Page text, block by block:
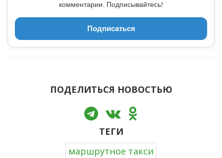
комментарии. Подписывайтесь!
Подписаться
ПОДЕЛИТЬСЯ НОВОСТЬЮ
ТЕГИ
маршрутное такси